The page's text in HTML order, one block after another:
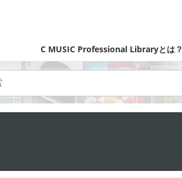
C MUSIC Professional Libraryとは？